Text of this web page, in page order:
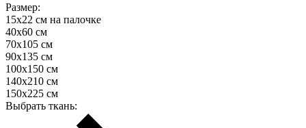
Размер:
15х22 см на палочке
40х60 см
70х105 см
90х135 см
100х150 см
140х210 см
150х225 см
Выбрать ткань: